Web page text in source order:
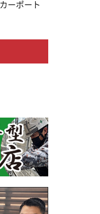
ーポート